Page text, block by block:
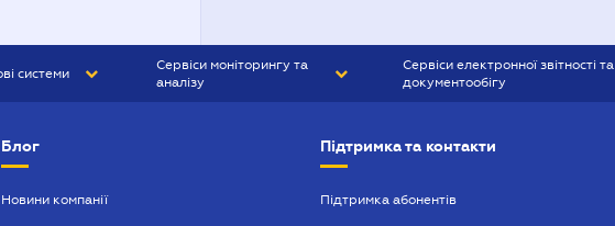
системи
Сервіси моніторингу та
аналізу
Сервіси електронної звітності та
документообігу
Блог
Новини компанії
Підтримка та контакти
Підтримка абонентів